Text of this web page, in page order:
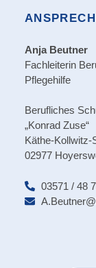
Anja Beutner
Fachleiterin
Pflegehilfe
Berufliches
„Konrad Zuse“
Käthe-Kollwitz-
02977
03571 / 48